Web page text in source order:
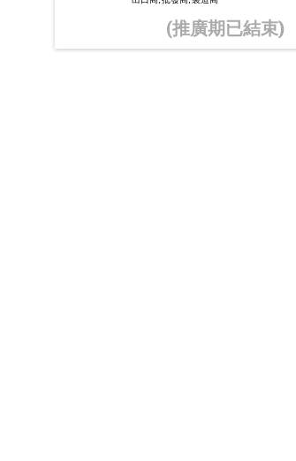
(推廣期已結束)